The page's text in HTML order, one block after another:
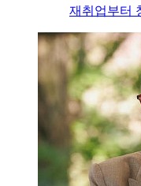
재취업부터